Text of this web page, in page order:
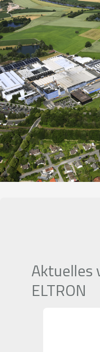
Aktuelles
ELTRON